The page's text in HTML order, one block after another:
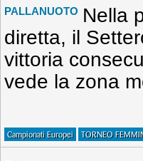
PALLANUOTO Nella
diretta, il
vittoria
vede la zona
Campionati Europei TORNEO